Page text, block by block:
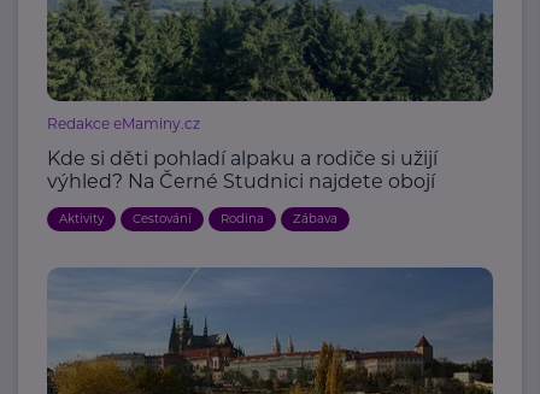
Redakce eMaminy.cz
Kde si děti pohladí alpaku a rodiče si užijí
výhled? Na Černé Studnici najdete obojí
Aktivity Cestování Rodina Zábava